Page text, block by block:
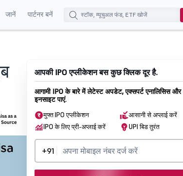
जानें पार्टनर बनें
आपकी IPO एप्लीकेशन बस कुछ क्लिक दूर है.
आगामी IPO के बारे में लेटेस्ट अपडेट, एक्सपर्ट एनालिसिस और
इनसाइट पाएं.
मुफ्त IPO एप्लीकेशन
आसानी से अप्लाई करें
IPO के लिए प्री-अप्लाई करें
UPI बिड तुरंत
+91